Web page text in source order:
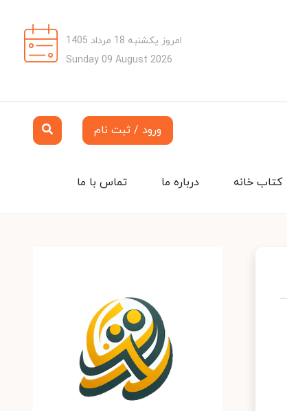
امروز یکشنبه 18 مرداد 1405
Sunday 09 August 2026
ورود / ثبت نام
تماس با ما درباره ما کتاب خانه